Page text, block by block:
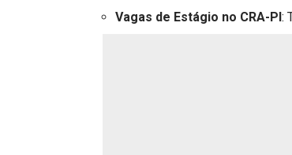
Vagas de Estágio no CRA-PI: